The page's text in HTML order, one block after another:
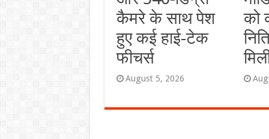
कैमरे के साथ पेश
हुए कई हाई-टेक
फीचर्स
August 5, 2026
को